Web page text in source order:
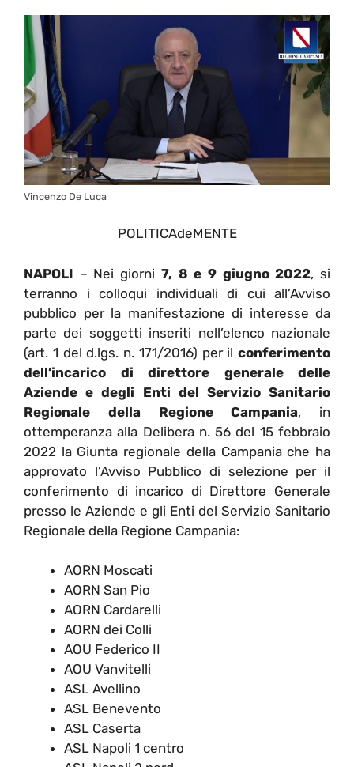
Vincenzo De Luca
POLITICAdeMENTE
NAPOLI – Nei giorni 7, 8 e 9 giugno 2022, si
terranno i colloqui individuali di cui all’Avviso
pubblico per la manifestazione di interesse da
parte dei soggetti inseriti nell’elenco nazionale
(art. 1 del d.lgs. n. 171/2016) per il conferimento
dell’incarico di direttore generale delle
Aziende e degli Enti del Servizio Sanitario
Regionale della Regione Campania, in
ottemperanza alla Delibera n. 56 del 15 febbraio
2022 la Giunta regionale della Campania che ha
approvato l’Avviso Pubblico di selezione per il
conferimento di incarico di Direttore Generale
presso le Aziende e gli Enti del Servizio Sanitario
Regionale della Regione Campania:
AORN Moscati
AORN San Pio
AORN Cardarelli
AORN dei Colli
AOU Federico II
AOU Vanvitelli
ASL Avellino
ASL Benevento
ASL Caserta
ASL Napoli 1 centro